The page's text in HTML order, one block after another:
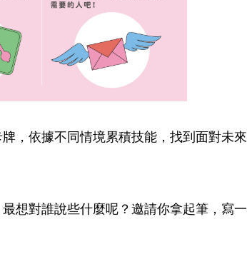
，依據不同情境累積技能，找到面對未來
想對誰說些什麼呢？邀請你拿起筆，寫一